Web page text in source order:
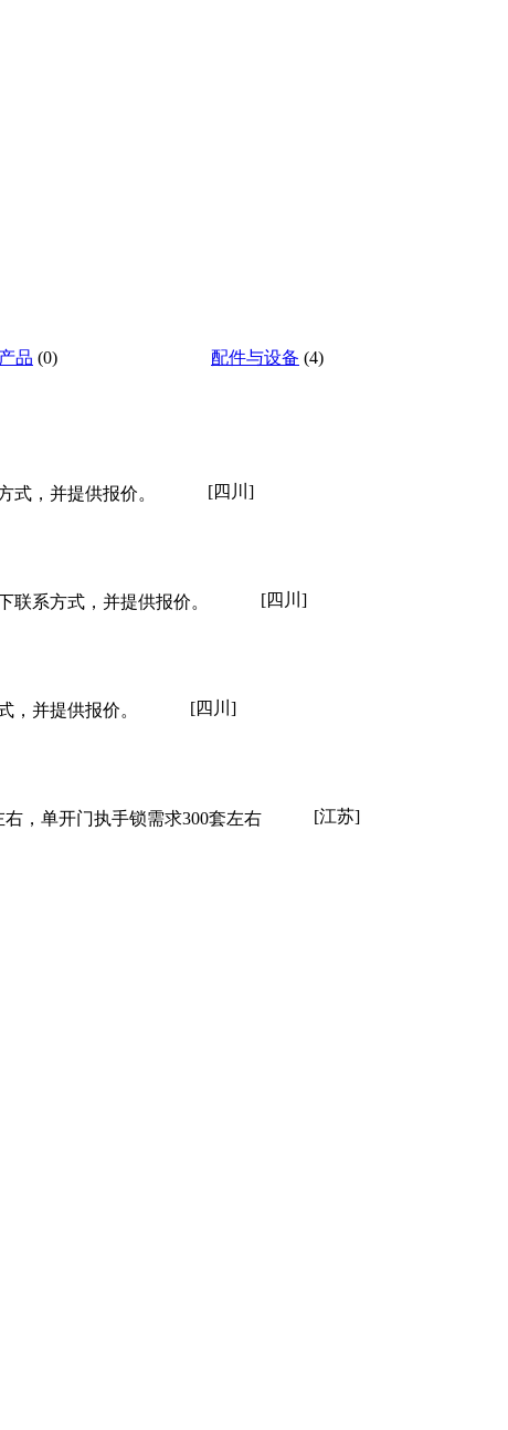
品 (0) 配件与设备 (4)
式，并提供报价。
[四川]
系方式，并提供报价。
[四川]
，并提供报价。
[四川]
，单开门执手锁需求300套左右
[江苏]